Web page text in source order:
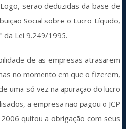
serão deduzidas da base de
Social sobre o Lucro Líquido,
da Lei 9.249/1995.
de as empresas atrasarem
no momento em que o fizerem,
uma só vez na apuração do lucro
a empresa não pagou o JCP
quitou a obrigação com seus